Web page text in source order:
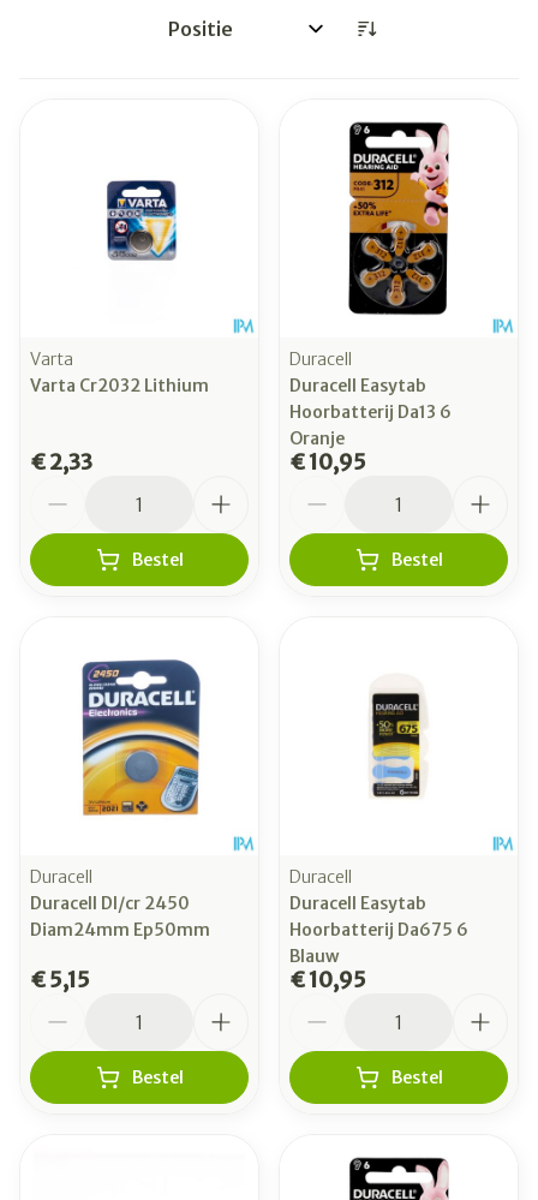
Sorteer op:
Varta
Varta Cr2032 Lithium
€ 2,33
Bestel
Duracell
Duracell Easytab
Hoorbatterij Da13 6
Oranje
€ 10,95
Bestel
Duracell
Duracell Dl/cr 2450
Diam24mm Ep50mm
€ 5,15
Bestel
Duracell
Duracell Easytab
Hoorbatterij Da675 6
Blauw
€ 10,95
Bestel